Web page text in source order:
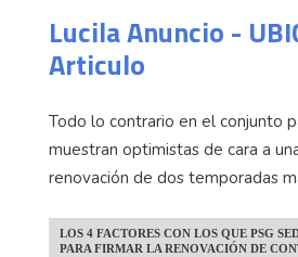
Lucila Anuncio -
Articulo
Todo lo contrario en el conjunto
muestran optimistas de cara a
renovación de dos temporadas
LOS 4 FACTORES CON LOS QUE PSG
PARA FIRMAR LA RENOVACIÓN DE